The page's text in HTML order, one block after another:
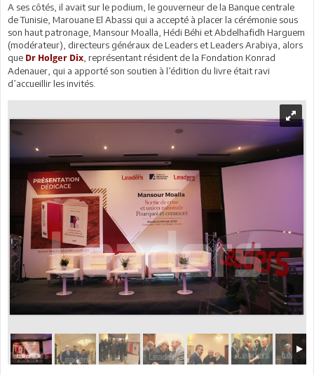
A ses côtés, il avait sur le podium, le gouverneur de la Banque centrale
de Tunisie, Marouane El Abassi qui a accepté à placer la cérémonie sous
son haut patronage, Mansour Moalla, Hédi Béhi et Abdelhafidh Harguem
(modérateur), directeurs généraux de Leaders et Leaders Arabiya, alors
que Dr Holger Dix , représentant résident de la Fondation Konrad
Adenauer, qui a apporté son soutien à l’édition du livre était ravi
d’accueillir les invités.